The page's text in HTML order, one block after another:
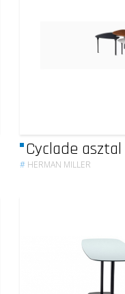
Cyclade asztal
# HERMAN MILLER